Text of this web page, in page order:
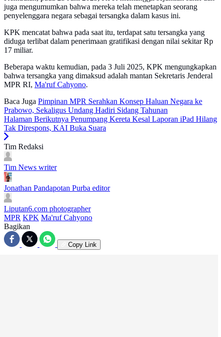
juga mengumumkan bahwa mereka telah menetapkan seorang
penyelenggara negara sebagai tersangka dalam kasus ini.
KPK mencatat bahwa pada saat itu, terdapat satu tersangka yang
diduga terlibat dalam penerimaan gratifikasi dengan nilai sekitar Rp
17 miliar.
Beberapa waktu kemudian, pada 3 Juli 2025, KPK mengungkapkan
bahwa tersangka yang dimaksud adalah mantan Sekretaris Jenderal
MPR RI, Ma'ruf Cahyono.
Baca Juga Pimpinan MPR Serahkan Konsep Haluan Negara ke
Prabowo, Sekaligus Undang Hadiri Sidang Tahunan
Halaman Berikutnya Penumpang Kereta Kesal Laporan iPad Hilang
Tak Direspons, KAI Buka Suara
Tim Redaksi
Tim News writer
Jonathan Pandapotan Purba editor
Liputan6.com photographer
MPR KPK Ma'ruf Cahyono
Bagikan
Copy Link